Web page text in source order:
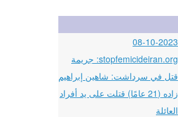
08-10-2023
stopfemicideiran.org: جريمة
قتل في سرداشت: شاهين إبراهيم
زاده (21 عامًا) قتلت على يد أفراد
العائلة